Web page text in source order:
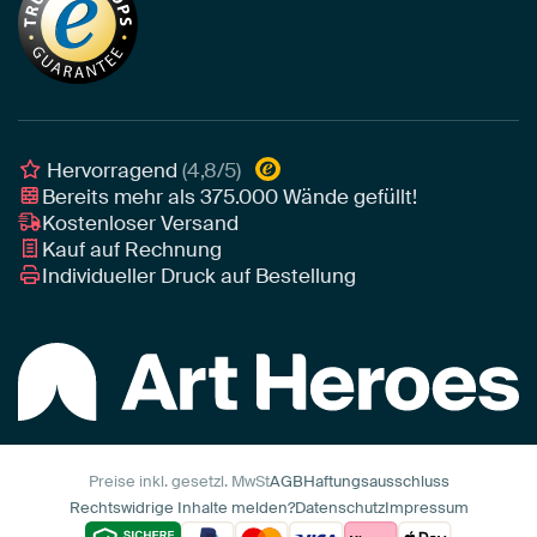
Leinwand
Leinwand für draußen
Akustik-Tipps
Tipps von unseren Botschaftern
Individuelle Einrichtungsberatung
Unser Team
Botschafter
Awards und Preise
Art Heroes App
Hervorragend(4,8/5)
Bereits mehr als375.000Wände gefüllt!
Kostenloser Versand
Kauf auf Rechnung
Individueller Druck auf Bestellung
Preise inkl. gesetzl. MwStAGBHaftungsausschluss
Rechtswidrige Inhalte melden?DatenschutzImpressum